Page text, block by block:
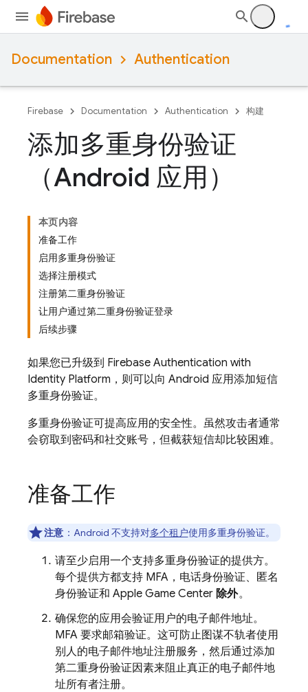
Documentation Authentication
Firebase Documentation Authentication 构建
添加多重身份验证
（Android 应用）
本页内容
准备工作
启用多重身份验证
选择注册模式
注册第二重身份验证
让用户通过第二重身份验证登录
后续步骤
如果您已升级到 Firebase Authentication with
Identity Platform ，则可以向 Android 应用添加短信
多重身份验证。
多重身份验证可提高应用的安全性。虽然攻击者通常
会窃取到密码和社交账号，但截获短信却比较困难。
准备工作
注意 ：Android 不支持对多个租户使用多重身份验证。
请至少启用一个支持多重身份验证的提供方。
每个提供方都支持 MFA，电话身份验证、匿名
身份验证和 Apple Game Center 除外。
确保您的应用会验证用户的电子邮件地址。
MFA 要求邮箱验证。这可防止图谋不轨者使用
别人的电子邮件地址注册服务，然后通过添加
第二重身份验证因素来阻止真正的电子邮件地
址所有者注册。